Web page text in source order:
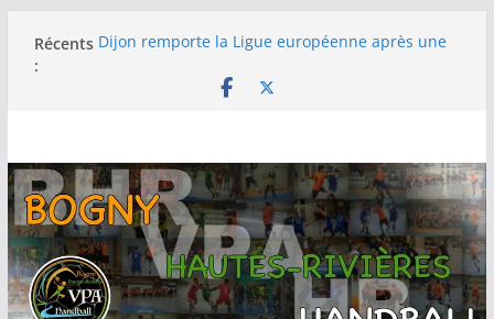
Récents
:
Dijon remporte la Ligue européenne après une
au terme d’une finale maîtrisée face au Füchse
Berlin
Metz remporte la Ligue des champions pour la
première fois après un exploit contre le tenant
du titre Györ
Filière féminine : les -18 championnes, les SF1
sur le podium, -15 et -13 quatrièmes